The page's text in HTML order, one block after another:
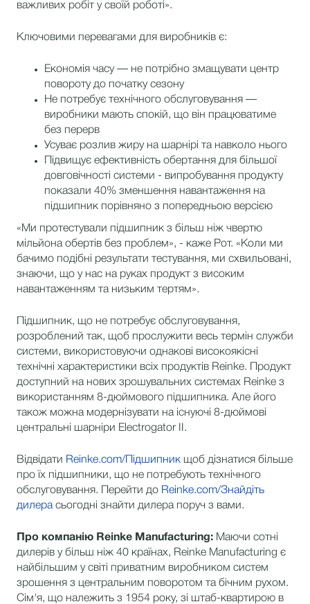
важливих робіт у своїй роботі».
Ключовими перевагами для виробників є:
Економія часу — не потрібно змащувати центр
повороту до початку сезону
Не потребує технічного обслуговування —
виробники мають спокій, що він працюватиме
без перерв
Усуває розлив жиру на шарнірі та навколо нього
Підвищує ефективність обертання для більшої
довговічності системи - випробування продукту
показали 40% зменшення навантаження на
підшипник порівняно з попередньою версією
«Ми протестували підшипник з більш ніж чвертю
мільйона обертів без проблем», - каже Рот. «Коли ми
бачимо подібні результати тестування, ми схвильовані,
знаючи, що у нас на руках продукт з високим
навантаженням та низьким тертям».
Підшипник, що не потребує обслуговування,
розроблений так, щоб прослужити весь термін служби
системи, використовуючи однакові високоякісні
технічні характеристики всіх продуктів Reinke. Продукт
доступний на нових зрошувальних системах Reinke з
використанням 8-дюймового підшипника. Але його
також можна модернізувати на існуючі 8-дюймові
центральні шарніри Electrogator II.
Відвідати Reinke.com/Підшипник щоб дізнатися більше
про їх підшипники, що не потребують технічного
обслуговування. Перейти до Reinke.com/Знайдіть
дилерасьогодні знайти дилера поруч з вами.
Про компанію Reinke Manufacturing: Маючи сотні
дилерів у більш ніж 40 країнах, Reinke Manufacturing є
найбільшим у світі приватним виробником систем
зрошення з центральним поворотом та бічним рухом.
Сім'я, що належить з 1954 року, зі штаб-квартирою в